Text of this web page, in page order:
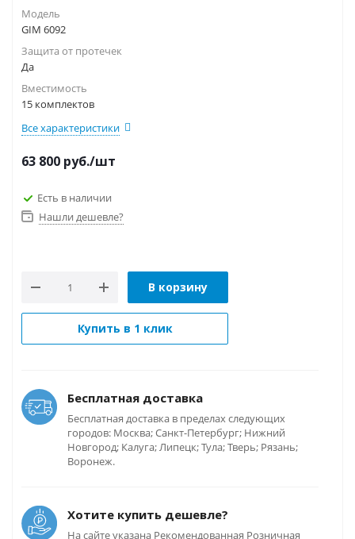
Модель
GIM 6092
Защита от протечек
Да
Вместимость
15 комплектов
Все характеристики
63 800 руб./шт
Есть в наличии
Нашли дешевле?
В корзину
Купить в 1 клик
Бесплатная доставка
Бесплатная доставка в пределах следующих
городов: Москва; Санкт-Петербург; Нижний
Новгород; Калуга; Липецк; Тула; Тверь; Рязань;
Воронеж.
Хотите купить дешевле?
На сайте указана Рекомендованная Розничная